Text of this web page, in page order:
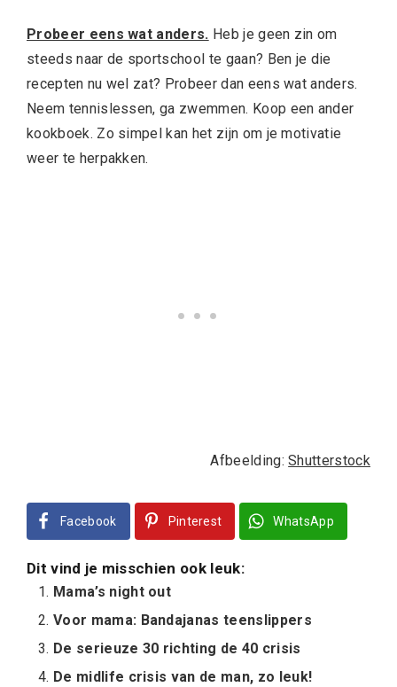
Probeer eens wat anders. Heb je geen zin om
steeds naar de sportschool te gaan? Ben je die
recepten nu wel zat? Probeer dan eens wat anders.
Neem tennislessen, ga zwemmen. Koop een ander
kookboek. Zo simpel kan het zijn om je motivatie
weer te herpakken.
Afbeelding:Shutterstock
Facebook Pinterest WhatsApp
Dit vind je misschien ook leuk:
Mama’s night out
Voor mama: Bandajanas teenslippers
De serieuze 30 richting de 40 crisis
De midlife crisis van de man, zo leuk!